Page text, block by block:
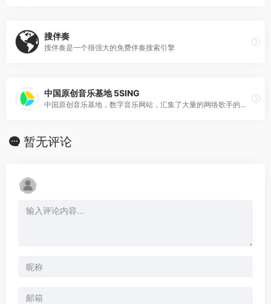
搜伴奏
搜伴奏是一个很强大的免费伴奏搜索引擎
中国原创音乐基地 5SING
中国原创音乐基地，数字音乐网站，汇集了大量的网络歌手的原创音乐歌曲及翻唱歌曲
暂无评论